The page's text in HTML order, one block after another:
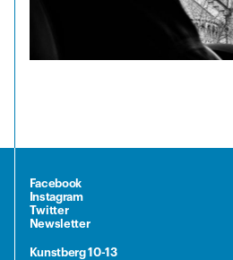
Facebook
Instagram
Twitter
Newsletter
Kunstberg 10-13